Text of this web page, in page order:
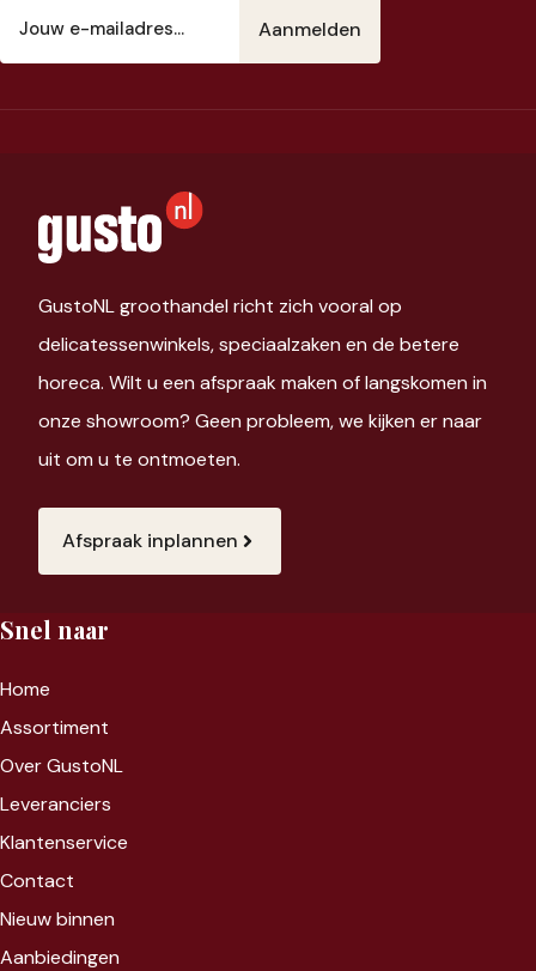
mailadres
GustoNL groothandel richt zich vooral op
delicatessenwinkels, speciaalzaken en de betere
horeca. Wilt u een afspraak maken of langskomen in
onze showroom? Geen probleem, we kijken er naar
uit om u te ontmoeten.
Afspraak inplannen
Snel naar
Home
Assortiment
Over GustoNL
Leveranciers
Klantenservice
Contact
Nieuw binnen
Aanbiedingen